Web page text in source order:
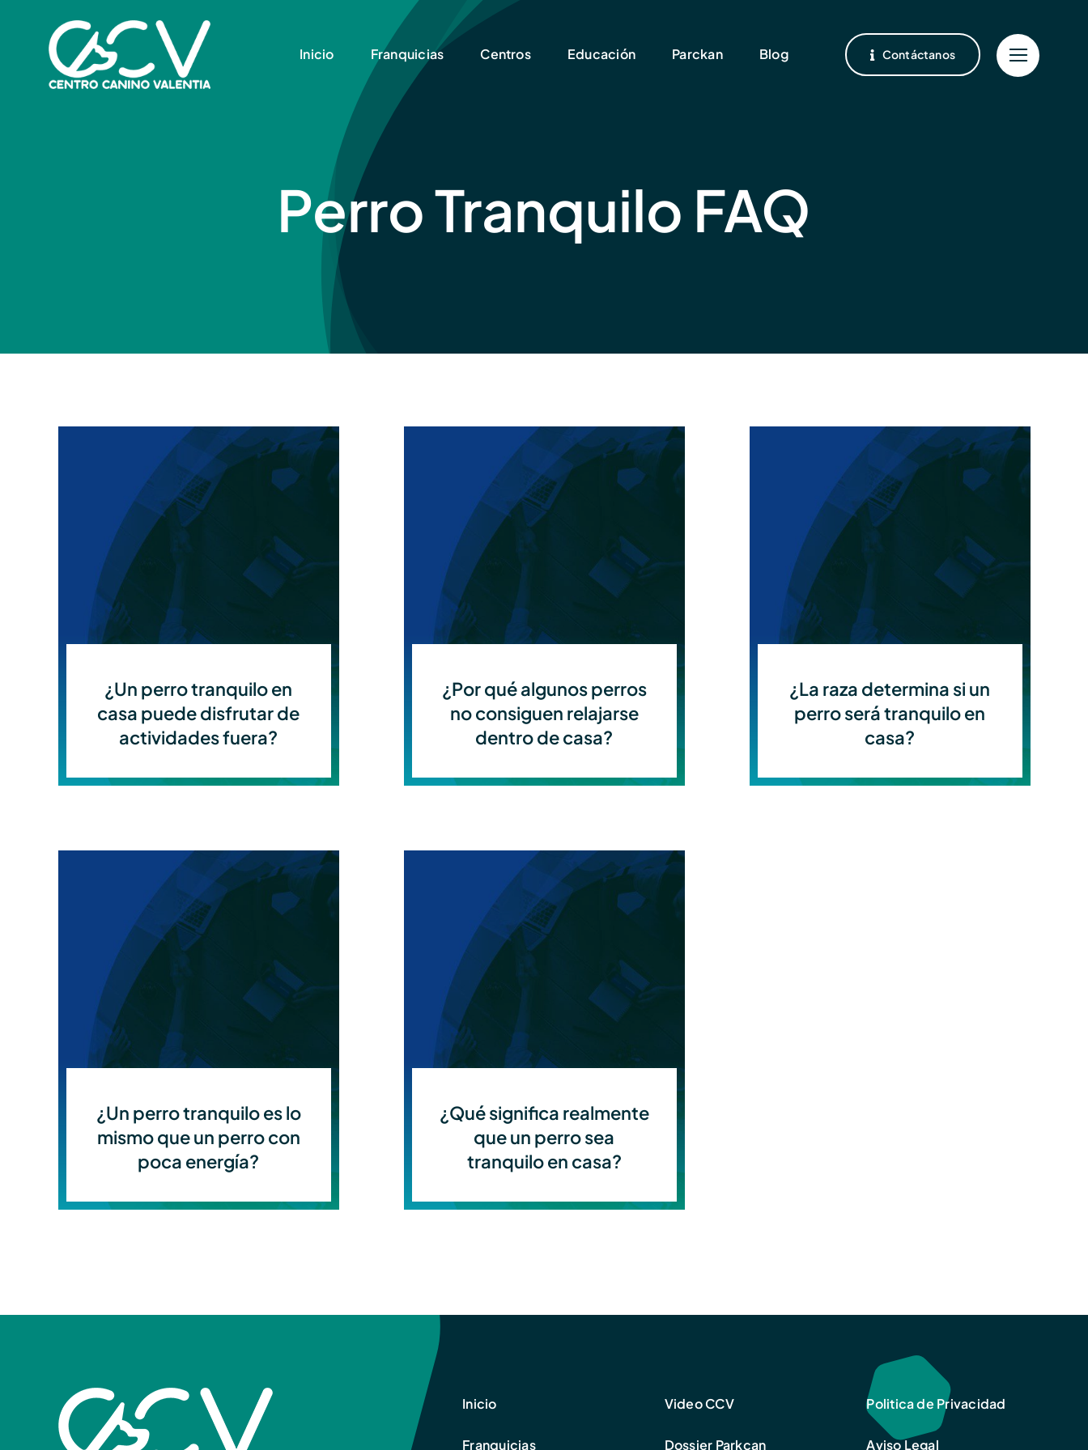
contenido
Inicio Franquicias Centros Educación Parckan Blog Contáctanos
Perro Tranquilo FAQ
¿Un perro tranquilo en
casa puede disfrutar de
actividades fuera?
¿Por qué algunos perros
no consiguen relajarse
dentro de casa?
¿La raza determina si un
perro será tranquilo en
casa?
¿Un perro tranquilo es lo
mismo que un perro con
poca energía?
¿Qué significa realmente
que un perro sea
tranquilo en casa?
Inicio
Franquicias
Video CCV
Dossier Parkcan
Politica de Privacidad
Aviso Legal